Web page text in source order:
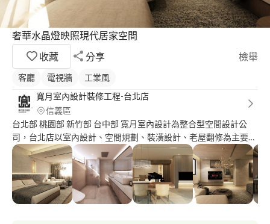
奢華水晶燈映照現代居家空間
收藏
分享 檢舉
客廳 電視牆
工業風
寬月室內設計裝修工程-台北店
信義區
台北部 桃園部 新竹部 台中部 寬月室內設計為整合型空間設計公
司，台北店以室內設計、空間規劃、裝潢設計、老屋翻修為主要業
務，官網及FB皆有作品集歡迎指教，實體店面位置自有工廠，系統
櫃工廠直營價格，遠離裝潢蟑螂。